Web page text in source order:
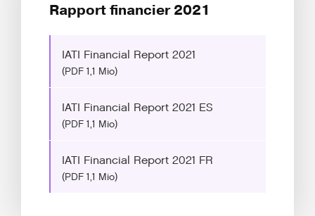
Rapport financier 2021
IATI Financial Report 2021
(PDF 1,1 Mio)
IATI Financial Report 2021 ES
(PDF 1,1 Mio)
IATI Financial Report 2021 FR
(PDF 1,1 Mio)